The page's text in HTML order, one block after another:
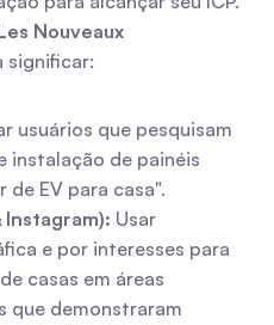
Nouveaux
significar:
usuários que pesquisam
instalação de painéis
EV para casa".
Instagram): Usar
e por interesses para
casas em áreas
que demonstraram